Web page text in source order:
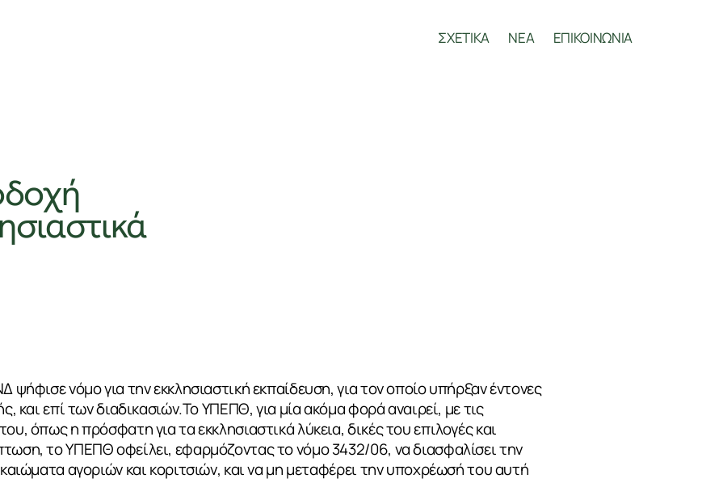
ΣΧΕΤΙΚΑ ΝΕΑ ΕΠΙΚΟΙΝΩΝΙΑ
νόμο για την εκκλησιαστική εκπαίδευση, για τον οποίο υπήρξαν έντονες
και επί των διαδικασιών.Το ΥΠΕΠΘ, για μία ακόμα φορά αναιρεί, με τις
όπως η πρόσφατη για τα εκκλησιαστικά λύκεια, δικές του επιλογές και
το ΥΠΕΠΘ οφείλει, εφαρμόζοντας το νόμο 3432/06, να διασφαλίσει την
αγοριών και κοριτσιών, και να μη μεταφέρει την υποχρέωσή του αυτή